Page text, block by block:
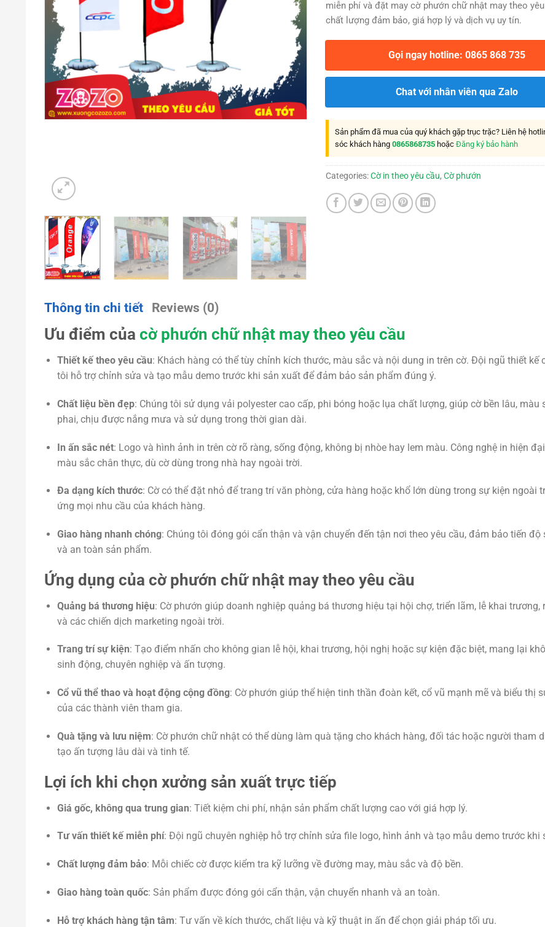
miễn phí và đặt may cờ phướn chữ nhật may theo
chất lượng đảm bảo, giá hợp lý và dịch vụ uy tín.
Gọi ngay hotline: 0865 868 735
Chat với nhân viên qua Zalo
Sản phẩm đã mua của quý khách gặp trục trặc? Liên hệ
sóc khách hàng 0865868735hoặc Đăng ký bảo hành
Categories:Cờ in theo yêu cầu, Cờ phướn
Thông tin chi tiết Reviews (0)
Ưu điểm của cờ phướn chữ nhật may theo yêu cầu
Thiết kế theo yêu cầu: Khách hàng có thể tùy chỉnh kích thước, màu sắc và nội dung in trên cờ. Đội ngũ thiết kế
tôi hỗ trợ chỉnh sửa và tạo mẫu demo trước khi sản xuất để đảm bảo sản phẩm đúng ý.
Chất liệu bền đẹp: Chúng tôi sử dụng vải polyester cao cấp, phi bóng hoặc lụa chất lượng, giúp cờ bền lâu, màu
phai, chịu được nắng mưa và sử dụng trong thời gian dài.
In ấn sắc nét: Logo và hình ảnh in trên cờ rõ ràng, sống động, không bị nhòe hay lem màu. Công nghệ in hiện
màu sắc chân thực, dù cờ dùng trong nhà hay ngoài trời.
Đa dạng kích thước: Cờ có thể đặt nhỏ để trang trí văn phòng, cửa hàng hoặc khổ lớn dùng trong sự kiện ngoài
ứng mọi nhu cầu của khách hàng.
Giao hàng nhanh chóng: Chúng tôi đóng gói cẩn thận và vận chuyển đến tận nơi theo yêu cầu, đảm bảo tiến độ
và an toàn sản phẩm.
Ứng dụng của cờ phướn chữ nhật may theo yêu cầu
Quảng bá thương hiệu: Cờ phướn giúp doanh nghiệp quảng bá thương hiệu tại hội chợ, triển lãm, lễ khai trương,
và các chiến dịch marketing ngoài trời.
Trang trí sự kiện: Tạo điểm nhấn cho không gian lễ hội, khai trương, hội nghị hoặc sự kiện đặc biệt, mang lại
sinh động, chuyên nghiệp và ấn tượng.
Cổ vũ thể thao và hoạt động cộng đồng: Cờ phướn giúp thể hiện tinh thần đoàn kết, cổ vũ mạnh mẽ và biểu thị
của các thành viên tham gia.
Quà tặng và lưu niệm: Cờ phướn chữ nhật có thể dùng làm quà tặng cho khách hàng, đối tác hoặc người tham
tạo ấn tượng lâu dài và tinh tế.
Lợi ích khi chọn xưởng sản xuất trực tiếp
Giá gốc, không qua trung gian: Tiết kiệm chi phí, nhận sản phẩm chất lượng cao với giá hợp lý.
Tư vấn thiết kế miễn phí: Đội ngũ chuyên nghiệp hỗ trợ chỉnh sửa file logo, hình ảnh và tạo mẫu demo trước khi
Chất lượng đảm bảo: Mỗi chiếc cờ được kiểm tra kỹ lưỡng về đường may, màu sắc và độ bền.
Giao hàng toàn quốc: Sản phẩm được đóng gói cẩn thận, vận chuyển nhanh và an toàn.
Hỗ trợ khách hàng tận tâm: Tư vấn về kích thước, chất liệu và kỹ thuật in ấn để chọn giải pháp tối ưu.